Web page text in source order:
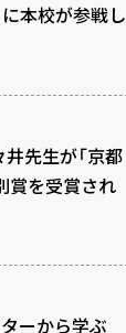
に本校が参戦し
井先生が「京都
賞を受賞され
ターから学ぶ